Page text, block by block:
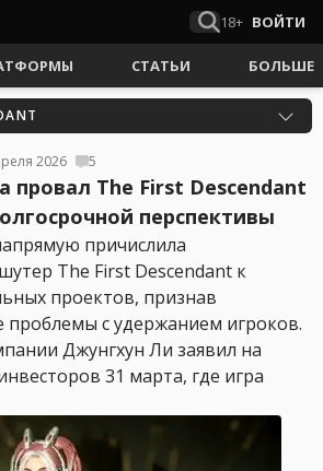
18+ ВОЙТИ
СТАТЬИ БОЛЬШЕ
2026 5
провал The First Descendant
перспективы
причислила
The First Descendant к
проектов, признав
с удержанием игроков.
Джунгхун Ли заявил на
31 марта, где игра